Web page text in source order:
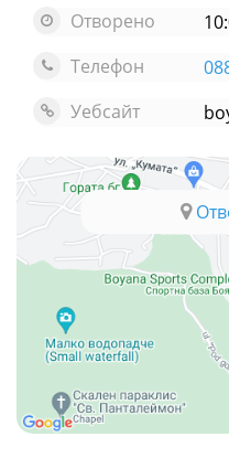
Отворено
Телефон
Уебсайт